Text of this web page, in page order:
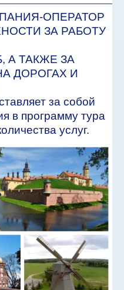
ОПЕРАТОР
ЗА РАБОТУ
А ТАКЖЕ ЗА
ДОРОГАХ И
за собой
в программу тура
услуг.